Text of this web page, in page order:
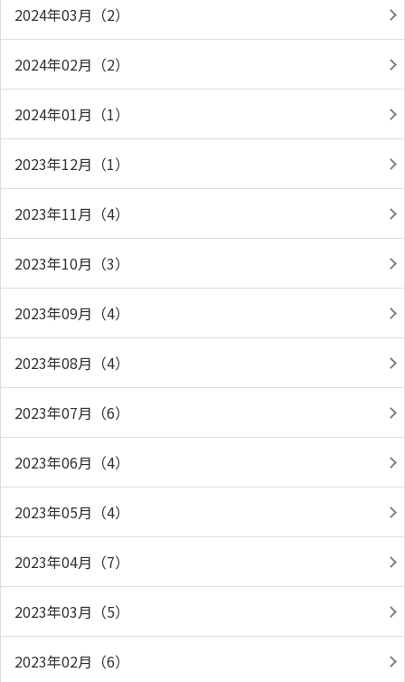
2024年03月（2）
2024年02月（2）
2024年01月（1）
2023年12月（1）
2023年11月（4）
2023年10月（3）
2023年09月（4）
2023年08月（4）
2023年07月（6）
2023年06月（4）
2023年05月（4）
2023年04月（7）
2023年03月（5）
2023年02月（6）